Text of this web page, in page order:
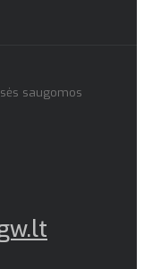
saugomos